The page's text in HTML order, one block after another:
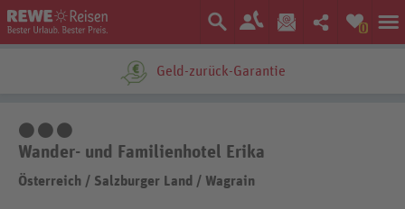
0
Geld-zurück-Garantie
Wander- und Familienhotel Erika
Österreich / Salzburger Land / Wagrain